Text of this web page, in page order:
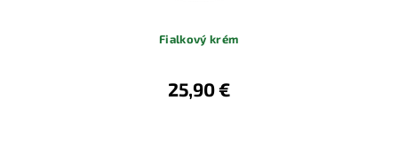
Fialkový krém
25,90 €